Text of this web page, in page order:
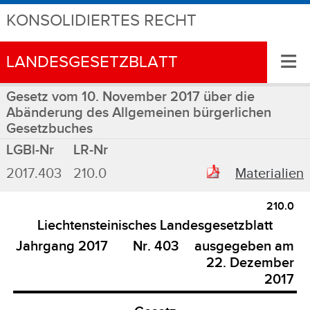
KONSOLIDIERTES RECHT
LANDESGESETZBLATT ≡
Gesetz vom 10. November 2017 über die
Abänderung des Allgemeinen bürgerlichen
Gesetzbuches
LGBl-Nr
LR-Nr
2017.403
210.0 Materialien